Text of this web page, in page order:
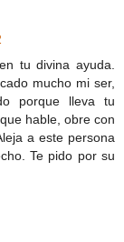
tu divina ayuda.
mucho mi ser,
porque lleva tu
hable, obre con
a este persona
Te pido por su